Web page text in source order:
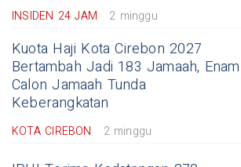
INSIDEN 24 JAM 2 minggu
Kuota Haji Kota Cirebon 2027
Bertambah Jadi 183 Jamaah, Enam
Calon Jamaah Tunda
Keberangkatan
KOTA CIREBON 2 minggu